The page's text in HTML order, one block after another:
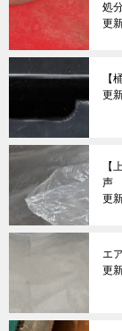
処
更
【
更
【
声
更
エ
更